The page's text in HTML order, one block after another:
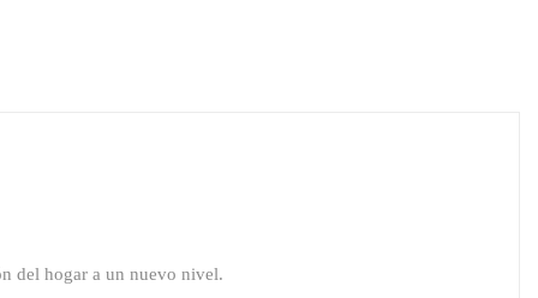
del hogar a un nuevo nivel.